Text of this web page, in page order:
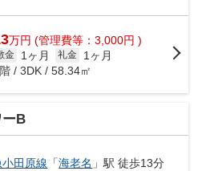
万円 (管理費等：3,000円 )
金 1ヶ月 礼金
1ヶ月
/ 3DK / 58.34㎡
B
田原線 「海老名 」駅 徒歩13分